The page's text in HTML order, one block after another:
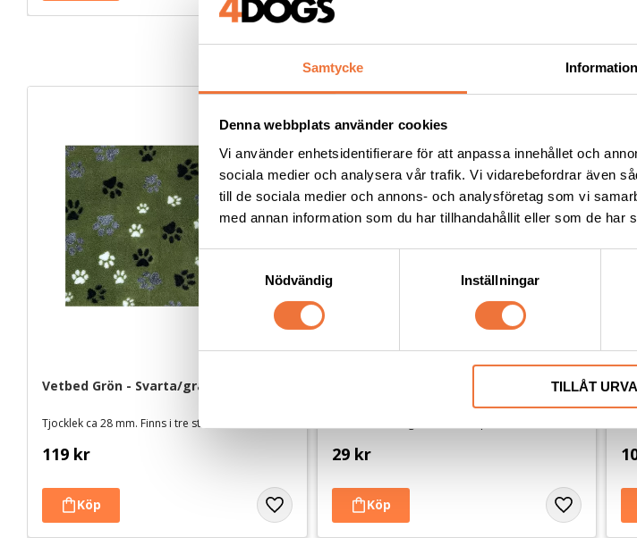
Samtycke Information
Denna webbplats använder cookies
Vi använder enhetsidentifierare för att anpassa innehållet och
sociala medier och analysera vår trafik. Vi vidarebefordrar även
till de sociala medier och annons- och analysföretag som vi
med annan information som du har tillhandahållit eller som de har
S
k
s
Nödvändig Inställningar
TILLÅT
Andra
Vetbed Grön - Svarta/grå/vita tassar
Tjocklek ca 28 mm. Finns i tre storlekar
119 kr
Monster Sausage belöningsgodis Lax
29 kr